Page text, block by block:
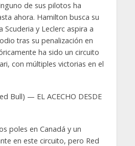
de sus pilotos ha
ahora. Hamilton busca su
y Leclerc aspira a
tras su penalización en
ha sido un circuito
con múltiples victorias en el
Bull) — EL ACECHO DESDE
poles en Canadá y un
en este circuito, pero Red